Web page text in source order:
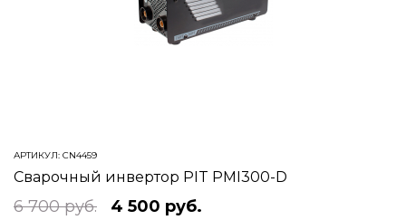
АРТИКУЛ: CN4459
Сварочный инвертор PIT PMI300-D
6 700 руб. 4 500 руб.